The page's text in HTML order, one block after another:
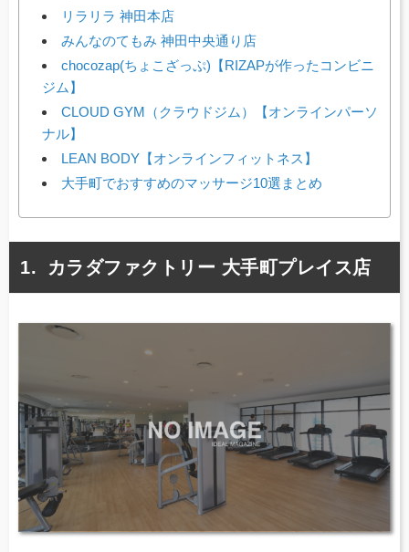
リラリラ 神田本店
みんなのてもみ 神田中央通り店
chocozap(ちょこざっぷ)【RIZAPが作ったコンビニ
ジム】
CLOUD GYM（クラウドジム）【オンラインパーソ
ナル】
LEAN BODY【オンラインフィットネス】
大手町でおすすめのマッサージ10選まとめ
カラダファクトリー 大手町プレイス店